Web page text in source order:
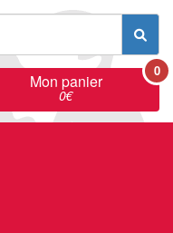
Mon panier
0€
0